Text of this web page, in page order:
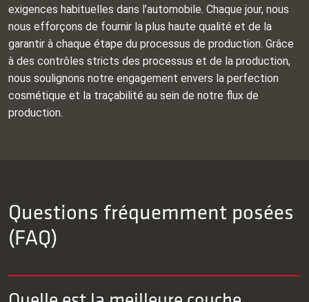
exigences habituelles dans l’automobile. Chaque jour, nous
nous efforçons de fournir la plus haute qualité et de la
garantir à chaque étape du processus de production. Grâce
à des contrôles stricts des processus et de la production,
nous soulignons notre engagement envers la perfection
cosmétique et la traçabilité au sein de notre flux de
production.
Questions fréquemment posées
(FAQ)